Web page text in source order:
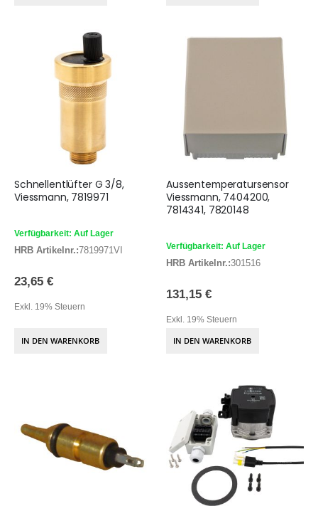
Schnellentlüfter G 3/8,
Viessmann, 7819971
Verfügbarkeit: Auf Lager
HRB Artikelnr.:7819971VI
23,65 €
Exkl. 19% Steuern
IN DEN WARENKORB
Aussentemperatursensor
Viessmann, 7404200,
7814341, 7820148
Verfügbarkeit: Auf Lager
HRB Artikelnr.:301516
131,15 €
Exkl. 19% Steuern
IN DEN WARENKORB